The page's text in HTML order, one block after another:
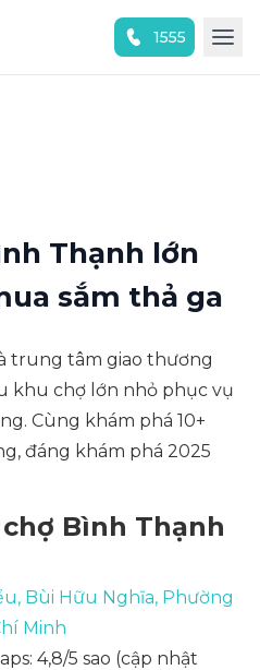
1555
Thạnh lớn
sắm thả ga
trung tâm giao thương
khu chợ lớn nhỏ phục vụ
Cùng khám phá 10+
đáng khám phá 2025
chợ Bình Thạnh
Bùi Hữu Nghĩa, Phường
Minh
4,8/5 sao (cập nhật